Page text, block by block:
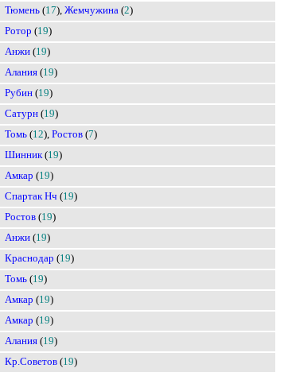
Тюмень(17), Жемчужина(2)
Ротор (19)
Анжи(19)
Алания(19)
Рубин(19)
Сатурн(19)
Томь(12), Ростов(7)
Шинник(19)
Амкар (19)
Спартак Нч (19)
Ростов(19)
Анжи(19)
Краснодар (19)
Томь(19)
Амкар (19)
Амкар (19)
Алания(19)
Кр.Советов(19)